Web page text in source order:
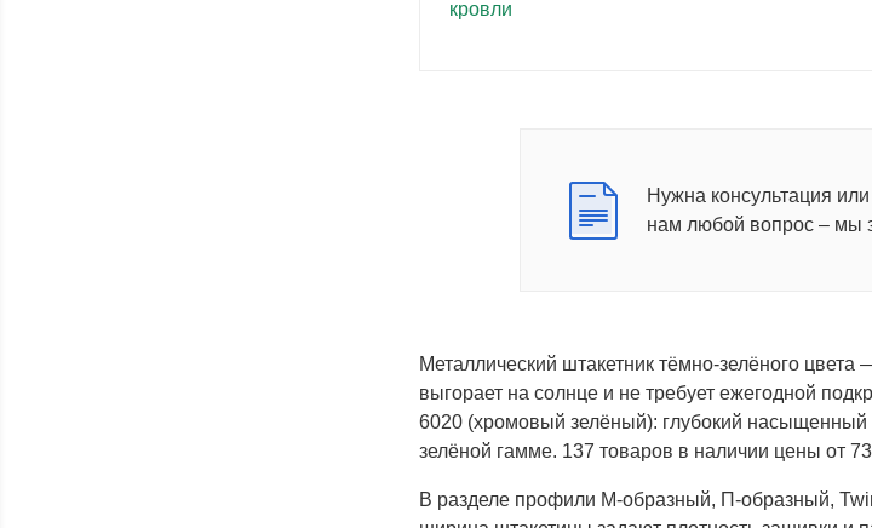
Нужна консультация
нам любой вопрос – мы
Металлический штакетник тёмно-зелёного
выгорает на солнце и не требует ежегодной
6020 (хромовый зелёный): глубокий насыщенный
зелёной гамме. 137 товаров в наличии цены от
В разделе профили М-образный, П-образный,